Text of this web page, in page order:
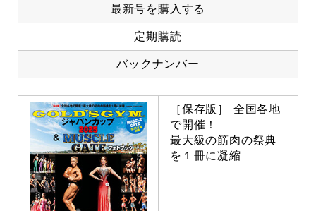
最新号を購入する
定期購読
バックナンバー
［保存版］ 全国各地
で開催！
最大級の筋肉の祭典
を１冊に凝縮